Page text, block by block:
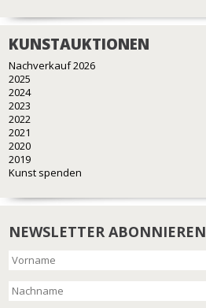
KUNSTAUKTIONEN
Nachverkauf 2026
2025
2024
2023
2022
2021
2020
2019
Kunst spenden
NEWSLETTER ABONNIEREN